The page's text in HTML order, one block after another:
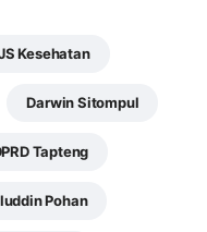
Kesehatan
Darwin Sitompul
Tapteng
Pohan